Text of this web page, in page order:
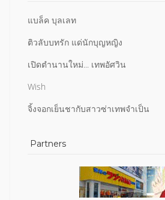
แบล็ค บุลเลท
ติวลับบทรัก แด่นักบุญหญิง
เปิดตำนานใหม่... เทพอัศวิน
Wish
จิ้งจอกเย็นชากับสาวซ่าเทพจำเป็น
Partners